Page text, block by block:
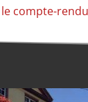
compte-